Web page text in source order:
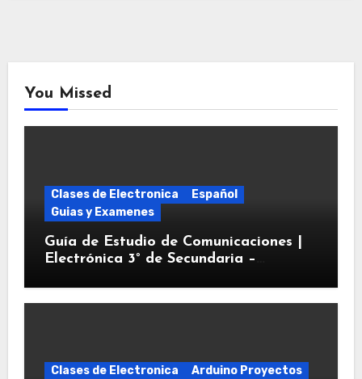
You Missed
Clases de Electronica
Español
Guias y Examenes
Guía de Estudio de Comunicaciones |
Electrónica 3° de Secundaria –
Clases de Electronica
Arduino Proyectos